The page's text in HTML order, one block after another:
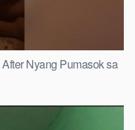
Nyang Pumasok sa